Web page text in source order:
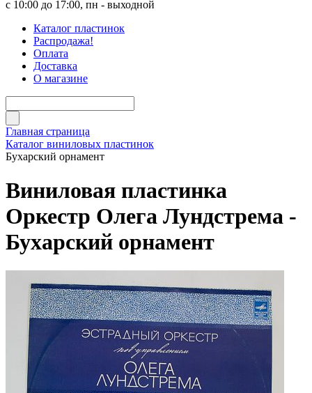
с 10:00 до 17:00, пн - выходной
Каталог пластинок
Распродажа!
Оплата
Доставка
О магазине
Главная страница
Каталог виниловых пластинок
Бухарский орнамент
Виниловая пластинка
Оркестр Олега Лундстрема -
Бухарский орнамент